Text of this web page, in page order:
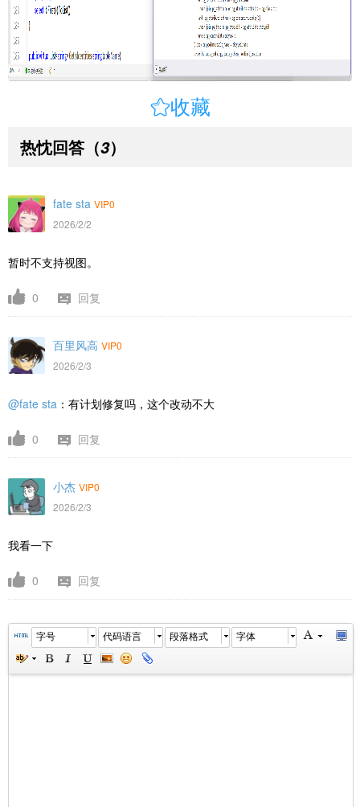
收藏
热忱回答 （3）
fate sta VIP0
2026/2/2
暂时不支持视图。
0 回复
百里风高 VIP0
2026/2/3
@fate sta ：有计划修复吗，这个改动不大
0 回复
小杰 VIP0
2026/2/3
我看一下
0 回复
字号 代码语言 段落格式 字体